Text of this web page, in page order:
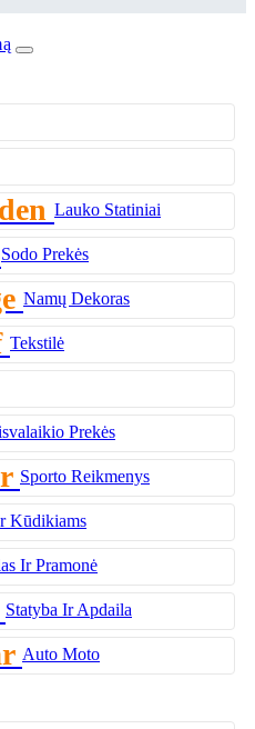
Lauko Statiniai
Sodo Prekės
Namų Dekoras
Tekstilė
Prekės
Sporto Reikmenys
Kūdikiams
Ir Pramonė
Statyba Ir Apdaila
Auto Moto